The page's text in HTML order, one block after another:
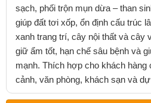
sạch, phối trộn mụn dừa – than
giúp đất tơi xốp, ổn định cấu trúc
xanh trang trí, cây nội thất và cây
giữ ẩm tốt, hạn chế sâu bệnh và
mạnh. Thích hợp cho khách hàng
cảnh, văn phòng, khách sạn và